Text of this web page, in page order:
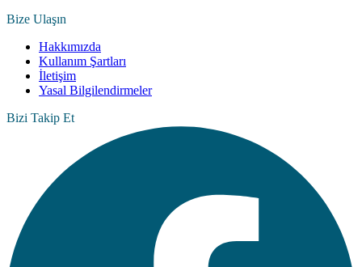
Bize Ulaşın
Hakkımızda
Kullanım Şartları
İletişim
Yasal Bilgilendirmeler
Bizi Takip Et